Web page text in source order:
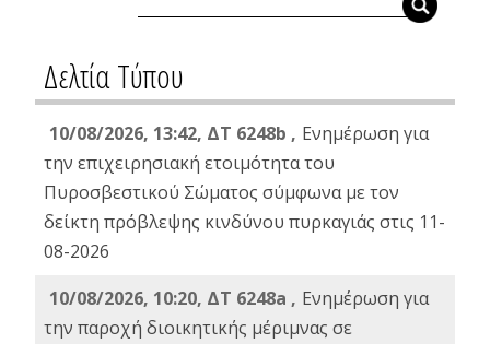
Δελτία Τύπου
10/08/2026, 13:42, ΔΤ 6248b , Ενημέρωση για
την επιχειρησιακή ετοιμότητα του
Πυροσβεστικού Σώματος σύμφωνα με τον
δείκτη πρόβλεψης κινδύνου πυρκαγιάς στις 11-
08-2026
10/08/2026, 10:20, ΔΤ 6248a , Ενημέρωση για
την παροχή διοικητικής μέριμνας σε